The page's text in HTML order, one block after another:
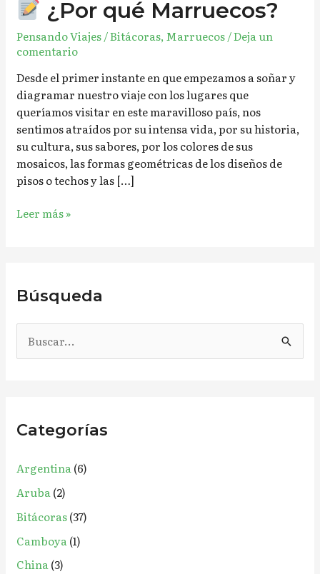
¿Por qué Marruecos?
Pensando Viajes/Bitácoras, Marruecos/Deja un
comentario
Desde el primer instante en que empezamos a soñar y
diagramar nuestro viaje con los lugares que
queríamos visitar en este maravilloso país, nos
sentimos atraídos por su intensa vida, por su historia,
su cultura, sus sabores, por los colores de sus
mosaicos, las formas geométricas de los diseños de
pisos o techos y las […]
Leer más »
Búsqueda
u
a
p
o
r
:
Categorías
Argentina(6)
Aruba(2)
Bitácoras(37)
Camboya (1)
China(3)